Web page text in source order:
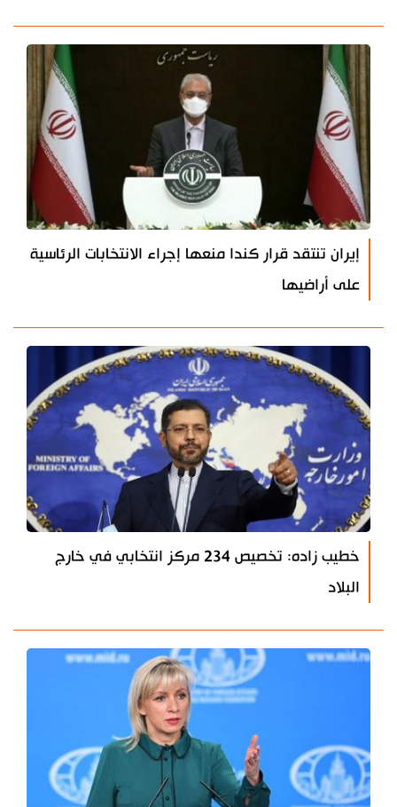
إيران تنتقد قرار كندا منعها إجراء الانتخابات الرئاسية
على أراضيها
خطيب زاده: تخصيص 234 مركز انتخابي في خارج
البلاد